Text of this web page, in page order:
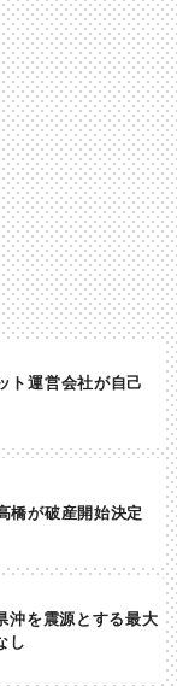
ト運営会社が自己
が破産開始決定
沖を震源とする最大
し